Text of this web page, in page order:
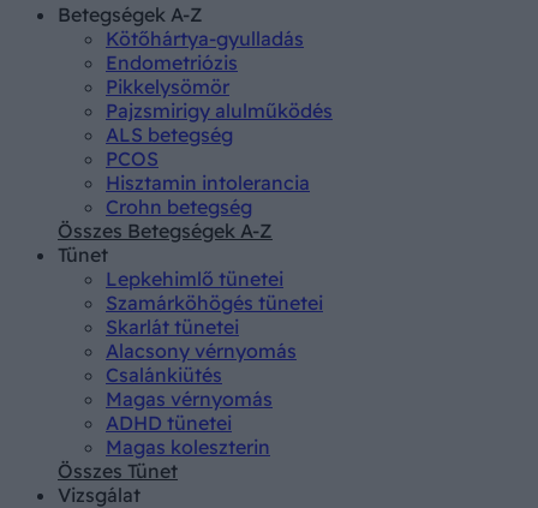
Betegségek A-Z
Kötőhártya-gyulladás
Endometriózis
Pikkelysömör
Pajzsmirigy alulműködés
ALS betegség
PCOS
Hisztamin intolerancia
Crohn betegség
Összes Betegségek A-Z
Tünet
Lepkehimlő tünetei
Szamárköhögés tünetei
Skarlát tünetei
Alacsony vérnyomás
Csalánkiütés
Magas vérnyomás
ADHD tünetei
Magas koleszterin
Összes Tünet
Vizsgálat